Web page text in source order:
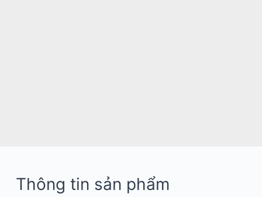
Thông tin sản phẩm